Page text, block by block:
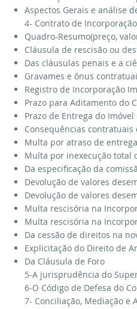
Aspectos Gerais e análise
4- Contrato de
Quadro-Resumo(preço,
Cláusula de rescisão ou
Das cláusulas penais e a
Gravames e ônus
Registro de Incorporação
Prazo para Aditamento do
Prazo de Entrega do
Consequências
Multa por atraso de
Multa por inexecução total
Da especificação da
Devolução de valores
Devolução de valores
Multa rescisória na
Multa rescisória na
Da cessão de direitos na
Explicitação do Direito de
Da Cláusula de Foro
5-A jurisprudência do
6-O Código de Defesa do
7- Conciliação, Mediação e